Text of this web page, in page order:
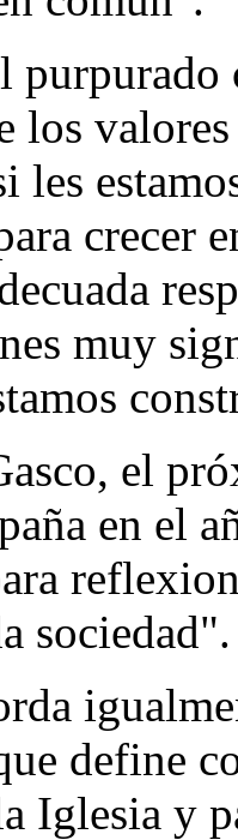
los
les
crecer
muy
el
en el
sociedad".
define
Iglesia y